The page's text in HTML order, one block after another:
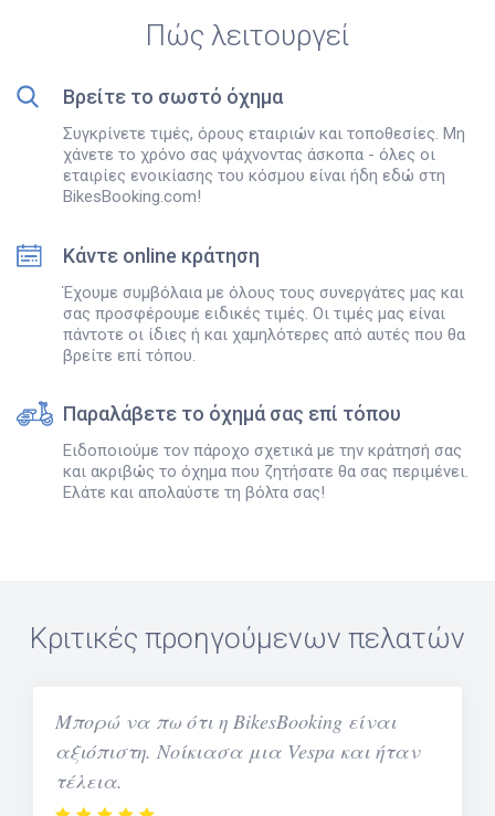
Πώς λειτουργεί
Βρείτε το σωστό όχημα
Συγκρίνετε τιμές, όρους εταιριών και τοποθεσίες. Μη
χάνετε το χρόνο σας ψάχνοντας άσκοπα - όλες οι
εταιρίες ενοικίασης του κόσμου είναι ήδη εδώ στη
BikesBooking.com!
Κάντε online κράτηση
Έχουμε συμβόλαια με όλους τους συνεργάτες μας και
σας προσφέρουμε ειδικές τιμές. Οι τιμές μας είναι
πάντοτε οι ίδιες ή και χαμηλότερες από αυτές που θα
βρείτε επί τόπου.
Παραλάβετε το όχημά σας επί τόπου
Ειδοποιούμε τον πάροχο σχετικά με την κράτησή σας
και ακριβώς το όχημα που ζητήσατε θα σας περιμένει.
Ελάτε και απολαύστε τη βόλτα σας!
Κριτικές προηγούμενων πελατών
Μπορώ να πω ότι η BikesBooking είναι
αξιόπιστη. Νοίκιασα μια Vespa και ήταν
τέλεια.